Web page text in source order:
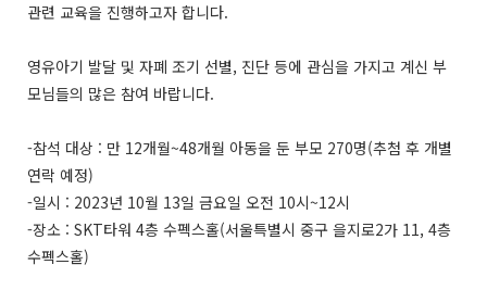
관련 교육을 진행하고자 합니다.
영유아기 발달 및 자폐 조기 선별, 진단 등에 관심을 가지고 계신 부
모님들의 많은 참여 바랍니다.
-참석 대상 : 만 12개월~48개월 아동을 둔 부모 270명(추첨 후 개별
연락 예정)
-일시 : 2023년 10월 13일 금요일 오전 10시~12시
-장소 : SKT타워 4층 수펙스홀(서울특별시 중구 을지로2가 11, 4층
수펙스홀)